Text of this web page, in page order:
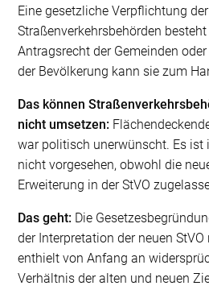
Eine gesetzliche Verpflichtung der
Straßenverkehrsbehörden
Antragsrecht der Gemeinden
der Bevölkerung kann sie zum
Das können
nicht umsetzen:
war politisch unerwünscht. Es ist
nicht vorgesehen, obwohl die
Erweiterung in der StVO
Das geht: Die
der Interpretation der neuen
enthielt von Anfang an
Verhältnis der alten und neuen